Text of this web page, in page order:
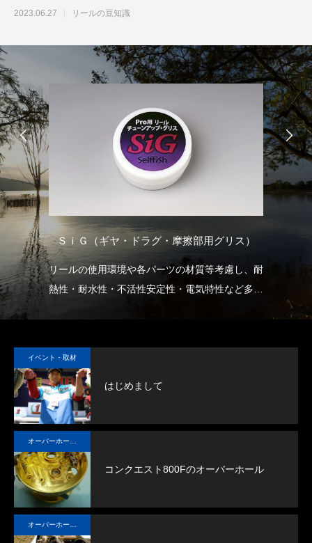
シマノ バンタム1000SGの1年点検
2025.02.26
ダイワ スパルタン
2024.10.31
謹賀新年 BSフジ「名品再生
リールオーバーホール「マスタープログラ
ム」
Selffishが教えるリ
2023.06.27 リールの豆知識
ＳｉＧ（ギヤ・ドラグ・摩擦部用グリス）
リールの使用環境や各パーツの材質等考慮し、耐
熱性・耐水性・不活性安定性・電気特性など多く
ギアのノイズの軽減、ドラグのスムーズな滑り出
し、稼動部の長期にわたる潤滑を確保できます。
出
イベント・取材
はじめまして
コンクエスト800Fのオーバーホール